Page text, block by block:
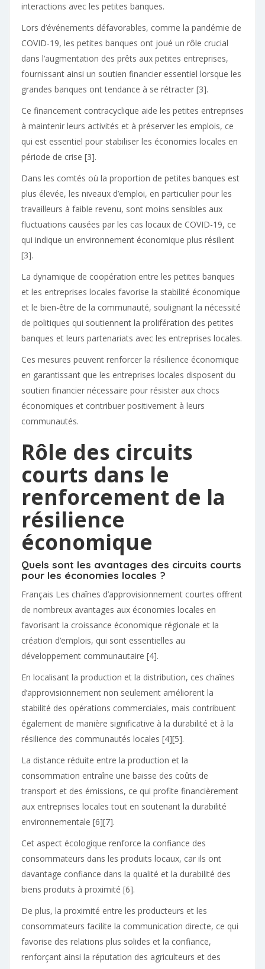
interactions avec les petites banques.
Lors d’événements défavorables, comme la pandémie de
COVID-19, les petites banques ont joué un rôle crucial
dans l’augmentation des prêts aux petites entreprises,
fournissant ainsi un soutien financier essentiel lorsque les
grandes banques ont tendance à se rétracter [3].
Ce financement contracyclique aide les petites entreprises
à maintenir leurs activités et à préserver les emplois, ce
qui est essentiel pour stabiliser les économies locales en
période de crise [3].
Dans les comtés où la proportion de petites banques est
plus élevée, les niveaux d’emploi, en particulier pour les
travailleurs à faible revenu, sont moins sensibles aux
fluctuations causées par les cas locaux de COVID-19, ce
qui indique un environnement économique plus résilient
[3].
La dynamique de coopération entre les petites banques
et les entreprises locales favorise la stabilité économique
et le bien-être de la communauté, soulignant la nécessité
de politiques qui soutiennent la prolifération des petites
banques et leurs partenariats avec les entreprises locales.
Ces mesures peuvent renforcer la résilience économique
en garantissant que les entreprises locales disposent du
soutien financier nécessaire pour résister aux chocs
économiques et contribuer positivement à leurs
communautés.
Rôle des circuits
courts dans le
renforcement de la
résilience
économique
Quels sont les avantages des circuits courts
pour les économies locales ?
Français Les chaînes d’approvisionnement courtes offrent
de nombreux avantages aux économies locales en
favorisant la croissance économique régionale et la
création d’emplois, qui sont essentielles au
développement communautaire [4].
En localisant la production et la distribution, ces chaînes
d’approvisionnement non seulement améliorent la
stabilité des opérations commerciales, mais contribuent
également de manière significative à la durabilité et à la
résilience des communautés locales [4][5].
La distance réduite entre la production et la
consommation entraîne une baisse des coûts de
transport et des émissions, ce qui profite financièrement
aux entreprises locales tout en soutenant la durabilité
environnementale [6][7].
Cet aspect écologique renforce la confiance des
consommateurs dans les produits locaux, car ils ont
davantage confiance dans la qualité et la durabilité des
biens produits à proximité [6].
De plus, la proximité entre les producteurs et les
consommateurs facilite la communication directe, ce qui
favorise des relations plus solides et la confiance,
renforçant ainsi la réputation des agriculteurs et des